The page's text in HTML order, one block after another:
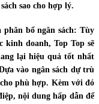
sao cho hợp lý.
bổ ngân sách: Tùy
kinh doanh, Top Top sẽ
lại hiệu quả tốt nhất
vào ngân sách dự trù
phù hợp. Kèm với đó
nội dung hấp dẫn để